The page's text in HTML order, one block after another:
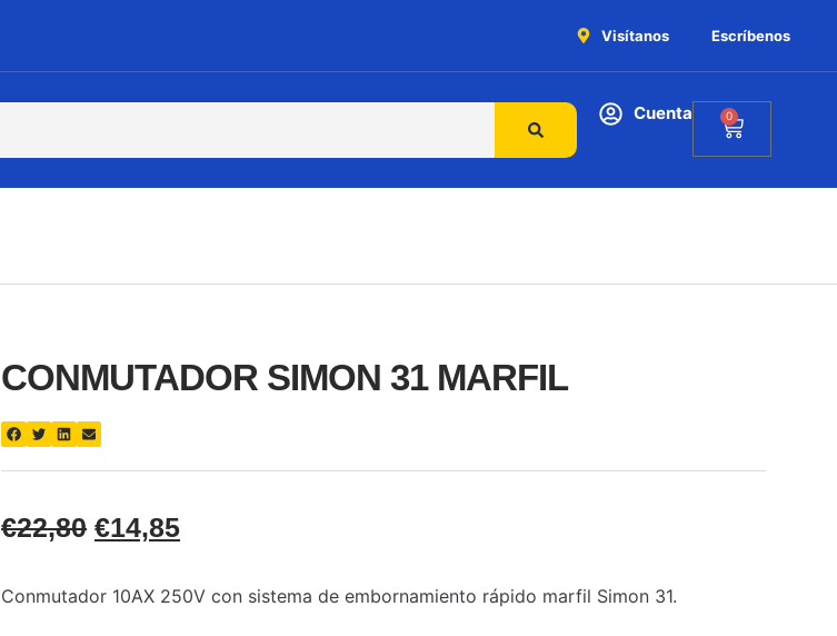
Visítanos Escríbenos
Cuenta 0
CONMUTADOR SIMON 31 MARFIL
€22,80 €14,85
Conmutador 10AX 250V con sistema de embornamiento rápido marfil Simon 31.